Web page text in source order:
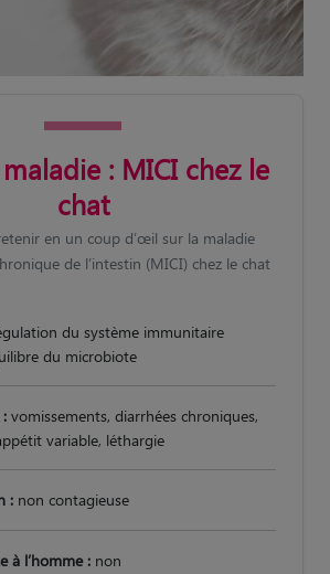
: MICI chez le
chat
en un coup d’œil sur la maladie
de l’intestin (MICI) chez le chat
du système immunitaire
du microbiote
vomissements, diarrhées chroniques,
variable, léthargie
: non contagieuse
à l’homme : non